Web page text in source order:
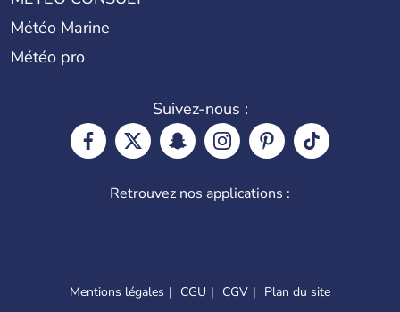
Météo Marine
Météo pro
Suivez-nous :
Retrouvez nos applications :
Mentions légales CGU CGV
Plan du site